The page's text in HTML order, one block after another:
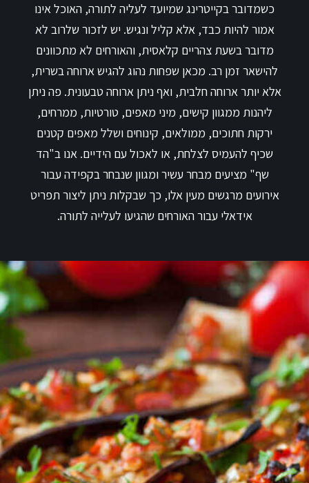
כשמדובר בקייטרינג שמיועד לעליה לתורה, האוכל אינו
אמור להיות כבד, אלא קליל ונגיש. יש לזכור שלרוב לא
מדובר בשעת צהריים קלאסית, והאורחים לא מתכוונים
להישאר זמן רב. מכאן שפחות נהוג להגיש ארוחה בשרית,
אלא יותר ארוחה חלבית, ואף ניתן ארוחה טבעונית. פה ניתן
ליהנות ממגוון קישים, מיני מאפים, טורטיות, ממרחים,
ירקות חתוכים, ממולאים, קינוחים ושלל מאפים קטנים
שכיף להעמיס לצלחת, או לאכול עם הידיים. אנו ב"הד
שף" מציעים מבחר עשיר ומגוון שנבחר בקפידה עבור
אירועים מרגשים מעין אלו, כך שבקלות ניתן ליצור תפריט
אידאלי עבור האורחים שהגיעו לעלייה לתורה.